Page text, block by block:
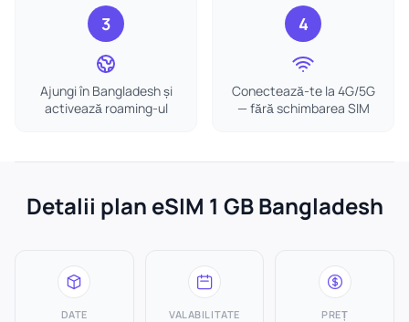
3
Ajungi în Bangladesh și
activează roaming-ul
4
Conectează-te la 4G/5G
— fără schimbarea SIM
Detalii plan eSIM 1 GB Bangladesh
DATE VALABILITATE PREȚ